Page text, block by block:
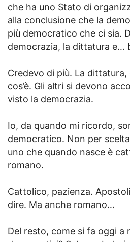
che ha uno Stato di
alla conclusione che la
più democratico che ci sia.
democrazia, la dittatura e…
Credevo di più. La dittatura,
cos’è. Gli altri si devono
visto la democrazia.
Io, da quando mi ricordo,
democratico. Non per
uno che quando nasce è
romano.
Cattolico, pazienza.
dire. Ma anche romano…
Del resto, come si fa oggi a